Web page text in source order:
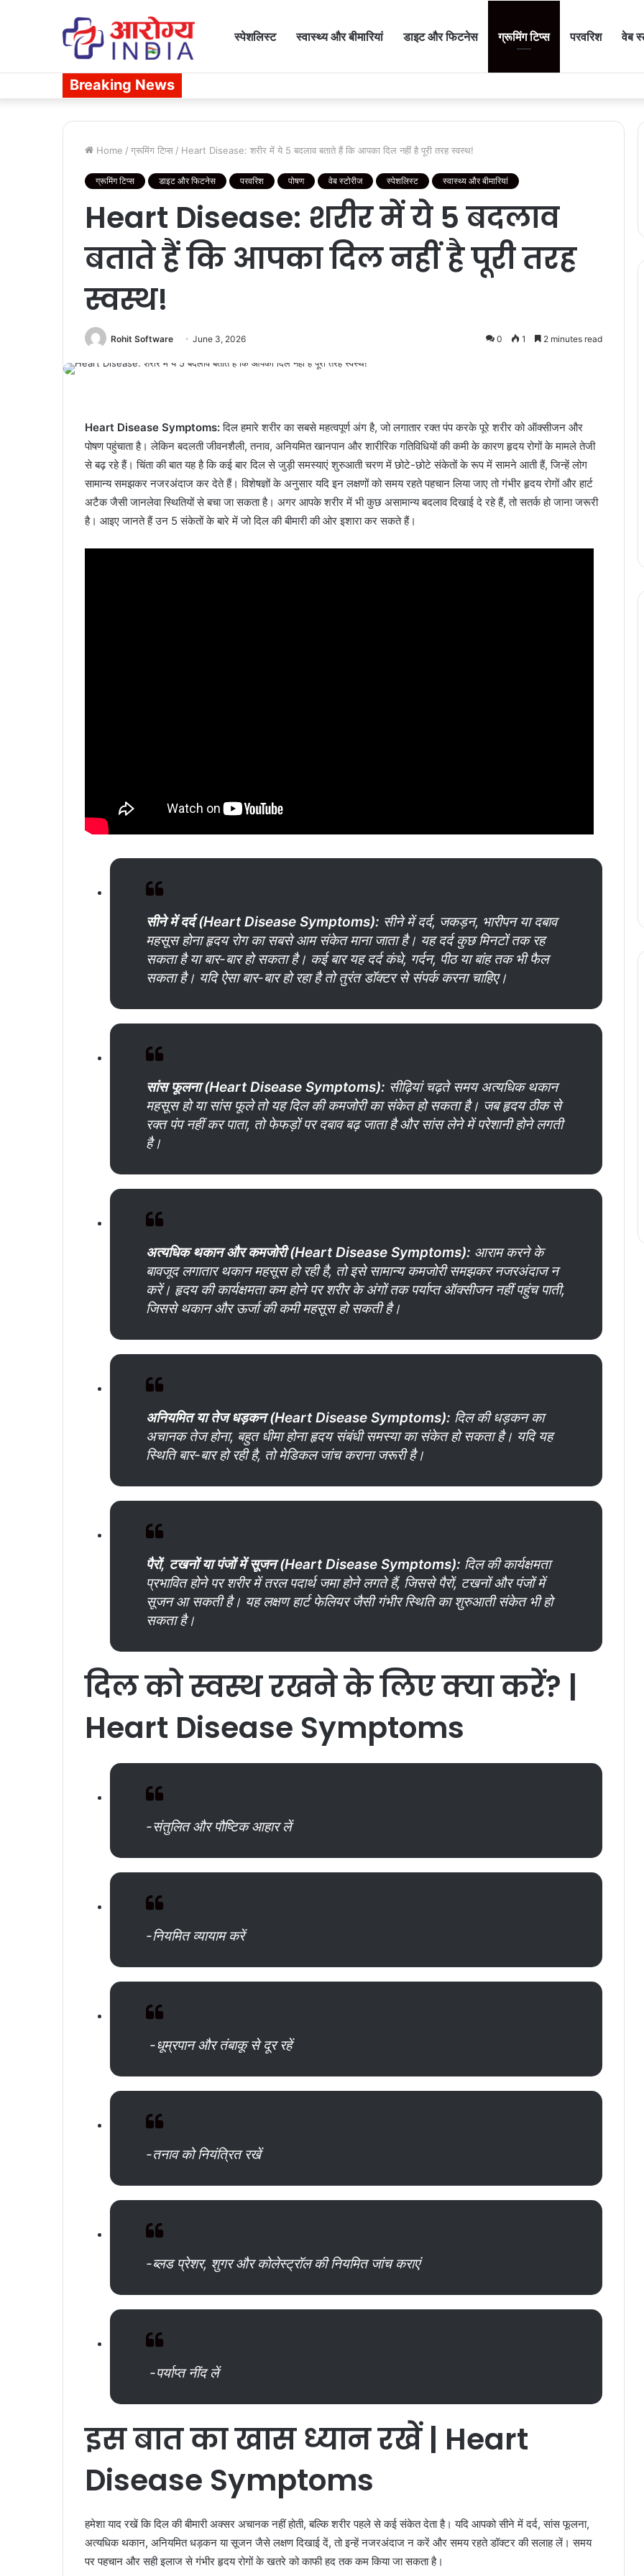
स्पेशलिस्ट स्वास्थ्य और बीमारियां डाइट और फिटनेस ग्रूमिंग टिप्स परवरिश वेब
Breaking News
Home / ग्रूमिंग टिप्स / Heart Disease: शरीर में ये 5 बदलाव बताते हैं कि आपका दिल नहीं है पूरी तरह स्वस्थ!
ग्रूमिंग टिप्स डाइट और फिटनेस परवरिश पोषण वेब स्टोरीज स्पेशलिस्ट स्वास्थ्य और बीमारियां
Heart Disease: शरीर में ये 5 बदलाव
बताते हैं कि आपका दिल नहीं है पूरी तरह
स्वस्थ!
Rohit Software June 3, 2026 0 1 2 minutes read
Heart Disease Symptoms:दिल हमारे शरीर का सबसे महत्वपूर्ण अंग है, जो लगातार रक्त पंप करके पूरे शरीर को ऑक्सीजन और
पोषण पहुंचाता है। लेकिन बदलती जीवनशैली, तनाव, अनियमित खानपान और शारीरिक गतिविधियों की कमी के कारण हृदय रोगों के मामले तेजी
से बढ़ रहे हैं। चिंता की बात यह है कि कई बार दिल से जुड़ी समस्याएं शुरुआती चरण में छोटे-छोटे संकेतों के रूप में सामने आती हैं, जिन्हें लोग
सामान्य समझकर नजरअंदाज कर देते हैं। विशेषज्ञों के अनुसार यदि इन लक्षणों को समय रहते पहचान लिया जाए तो गंभीर हृदय रोगों और हार्ट
अटैक जैसी जानलेवा स्थितियों से बचा जा सकता है। अगर आपके शरीर में भी कुछ असामान्य बदलाव दिखाई दे रहे हैं, तो सतर्क हो जाना जरूरी
है। आइए जानते हैं उन 5 संकेतों के बारे में जो दिल की बीमारी की ओर इशारा कर सकते हैं।
सीनेमेंदर्द (Heart Disease Symptoms): सीने में दर्द, जकड़न, भारीपन या दबाव
महसूस होना हृदय रोग का सबसे आम संकेत माना जाता है। यह दर्द कुछ मिनटों तक रह
सकता है या बार-बार हो सकता है। कई बार यह दर्द कंधे, गर्दन, पीठ या बांह तक भी फैल
सकता है। यदि ऐसा बार-बार हो रहा है तो तुरंत डॉक्टर से संपर्क करना चाहिए।
सांसफूलना (Heart Disease Symptoms): सीढ़ियां चढ़ते समय अत्यधिक थकान
महसूस हो या सांस फूले तो यह दिल की कमजोरी का संकेत हो सकता है। जब हृदय ठीक से
रक्त पंप नहीं कर पाता, तो फेफड़ों पर दबाव बढ़ जाता है और सांस लेने में परेशानी होने लगती
है।
अत्यधिकथकानऔरकमजोरी (Heart Disease Symptoms): आराम करने के
बावजूद लगातार थकान महसूस हो रही है, तो इसे सामान्य कमजोरी समझकर नजरअंदाज न
करें। हृदय की कार्यक्षमता कम होने पर शरीर के अंगों तक पर्याप्त ऑक्सीजन नहीं पहुंच पाती,
जिससे थकान और ऊर्जा की कमी महसूस हो सकती है।
अनियमितयातेजधड़कन (Heart Disease Symptoms): दिल की धड़कन का
अचानक तेज होना, बहुत धीमा होना हृदय संबंधी समस्या का संकेत हो सकता है। यदि यह
स्थिति बार-बार हो रही है, तो मेडिकल जांच कराना जरूरी है।
पैरों, टखनोंयापंजोंमेंसूजन (Heart Disease Symptoms): दिल की कार्यक्षमता
प्रभावित होने पर शरीर में तरल पदार्थ जमा होने लगते हैं, जिससे पैरों, टखनों और पंजों में
सूजन आ सकती है। यह लक्षण हार्ट फेलियर जैसी गंभीर स्थिति का शुरुआती संकेत भी हो
सकता है।
दिलकोस्वस्थरखनेकेलिएक्याकरें? |
Heart Disease Symptoms
-संतुलित और पौष्टिक आहार लें
-नियमित व्यायाम करें
-धूम्रपान और तंबाकू से दूर रहें
-तनाव को नियंत्रित रखें
-ब्लड प्रेशर, शुगर और कोलेस्ट्रॉल की नियमित जांच कराएं
-पर्याप्त नींद लें
इसबातकाखासध्यानरखें | Heart
Disease Symptoms
हमेशा याद रखें कि दिल की बीमारी अक्सर अचानक नहीं होती, बल्कि शरीर पहले से कई संकेत देता है। यदि आपको सीने में दर्द, सांस फूलना,
अत्यधिक थकान, अनियमित धड़कन या सूजन जैसे लक्षण दिखाई दें, तो इन्हें नजरअंदाज न करें और समय रहते डॉक्टर की सलाह लें। समय
पर पहचान और सही इलाज से गंभीर हृदय रोगों के खतरे को काफी हद तक कम किया जा सकता है।